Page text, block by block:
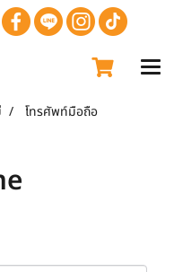
โทรศัพท์มือถือ